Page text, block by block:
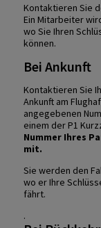
Kontaktieren Sie
Ein Mitarbeiter
wo Sie Ihren
können.
Bei Ankunft
Kontaktieren Sie
Ankunft am
angegebenen
einem der P1
Nummer Ihres
mit.
Sie werden den
wo er Ihre
fährt.
.